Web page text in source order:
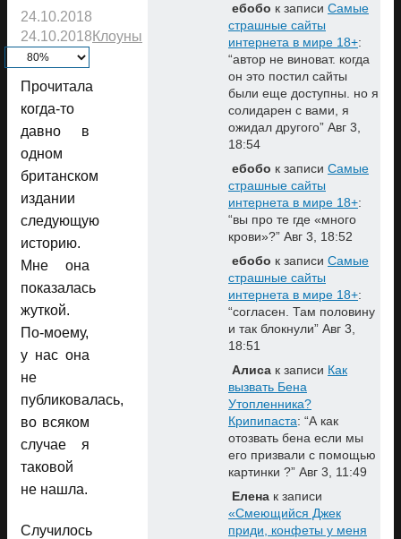
24.10.2018
24.10.2018 Клоуны
Прочитала
когда-то
давно в
одном
британском
издании
следующую
историю.
Мне она
показалась
жуткой.
По-моему,
у нас она
не
публиковалась,
во всяком
случае я
таковой
не нашла.
Случилось
ебобо к записи Самые
страшные сайты
интернета в мире 18+:
“автор не виноват. когда
он это постил сайты
были еще доступны. но я
солидарен с вами, я
ожидал другого” Авг 3,
18:54
ебобо к записи Самые
страшные сайты
интернета в мире 18+:
“вы про те где «много
крови»?” Авг 3, 18:52
ебобо к записи Самые
страшные сайты
интернета в мире 18+:
“согласен. Там половину
и так блокнули” Авг 3,
18:51
Алиса к записи Как
вызвать Бена
Утопленника?
Крипипаста: “А как
отозвать бена если мы
его призвали с помощью
картинки ?” Авг 3, 11:49
Елена к записи
«Смеющийся Джек
приди, конфеты у меня